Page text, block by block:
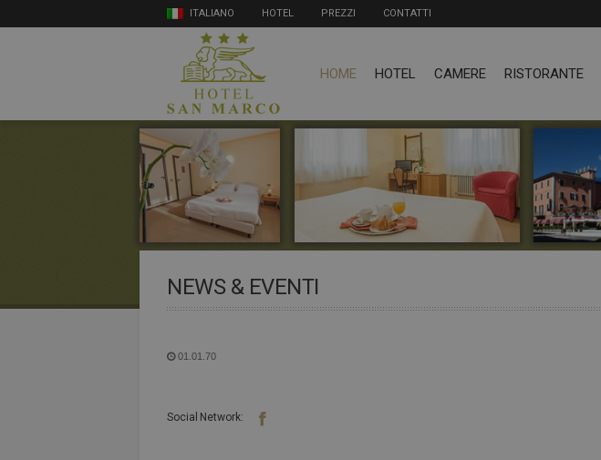
ITALIANO HOTEL PREZZI CONTATTI
HOME HOTEL CAMERE RISTORANTE
NEWS & EVENTI
01.01.70
Social Network: